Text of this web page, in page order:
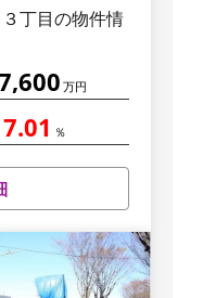
丁目の物件情
万円
7.01 ％